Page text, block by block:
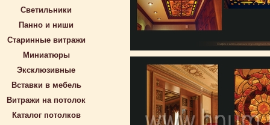
Светильники
Панно и ниши
Старинные витражи
Миниатюры
Эксклюзивные
Вставки в мебель
Витражи на потолок
Каталог потолков